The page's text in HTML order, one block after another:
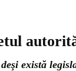
există